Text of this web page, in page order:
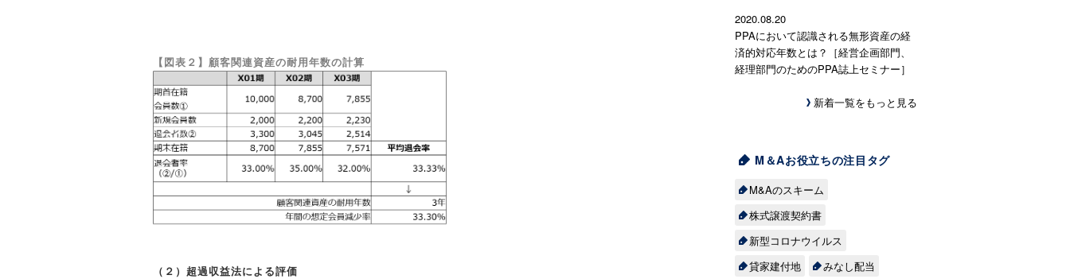
【図表２】顧客関連資産の耐用年数の計算
（２）超過収益法による評価
2020.08.20
PPAにおいて認識される無形資産の経
済的対応年数とは？［経営企画部門、
経理部門のためのPPA誌上セミナー］
新着一覧をもっと見る
M＆Aお役立ちの注目タグ
M&Aのスキーム
株式譲渡契約書
新型コロナウイルス
貸家建付地
みなし配当